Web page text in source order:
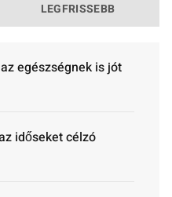
LEGFRISSEBB
egészségnek is jót
időseket célzó